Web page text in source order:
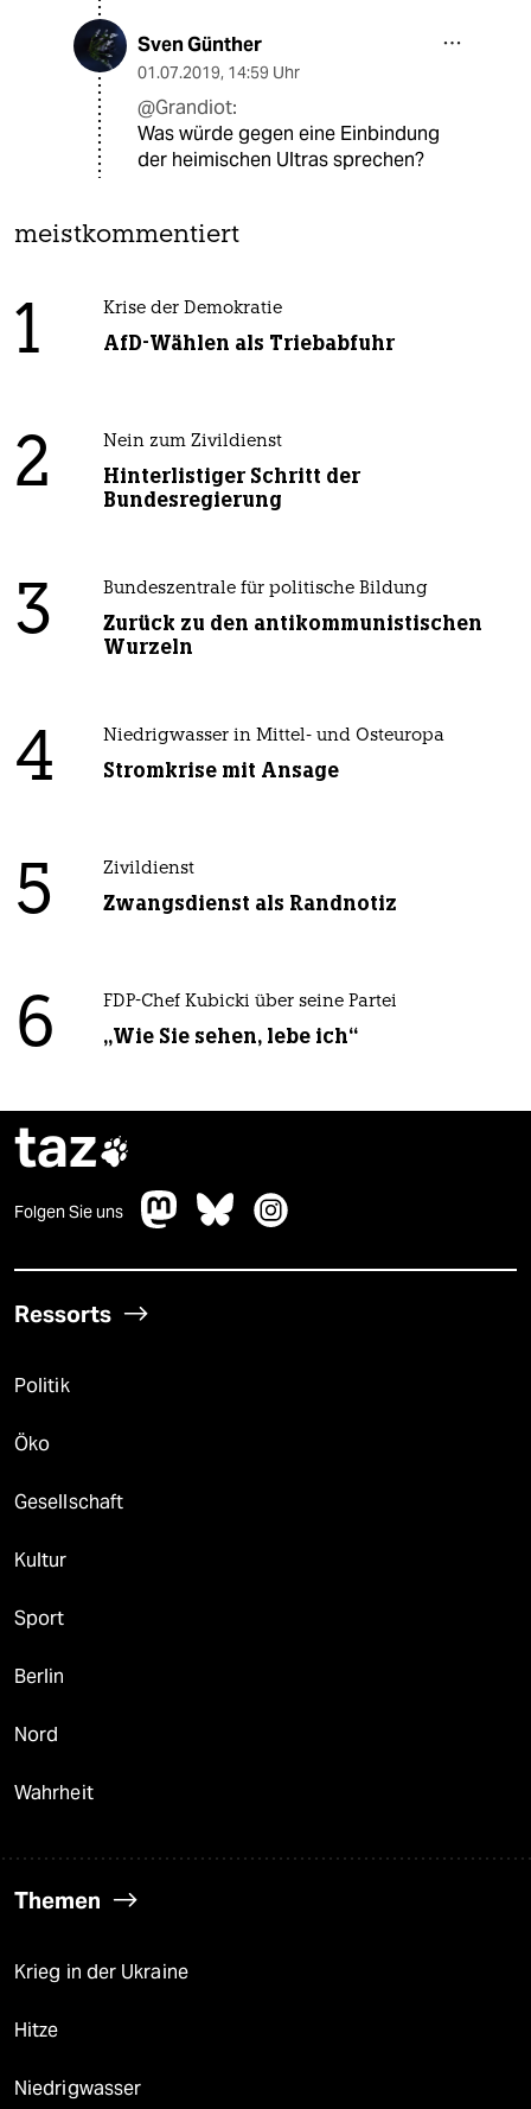
Sven Günther
01.07.2019, 14:59 Uhr
@Grandiot:
Was würde gegen eine Einbindung
der heimischen Ultras sprechen?
meistkommentiert
1 Krise der Demokratie
AfD-Wählen als Triebabfuhr
2 Nein zum Zivildienst
Hinterlistiger Schritt der
Bundesregierung
3 Bundeszentrale für politische Bildung
Zurück zu den antikommunistischen
Wurzeln
4 Niedrigwasser in Mittel- und Osteuropa
Stromkrise mit Ansage
5 Zivildienst
Zwangsdienst als Randnotiz
6 FDP-Chef Kubicki über seine Partei
„Wie Sie sehen, lebe ich“
taz
Folgen Sie uns
Ressorts
Politik
Öko
Gesellschaft
Kultur
Sport
Berlin
Nord
Wahrheit
Themen
Krieg in der Ukraine
Hitze
Niedrigwasser